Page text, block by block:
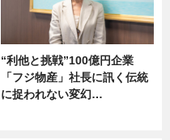
“利他と挑戦”100億円企業
「フジ物産」社長に訊く伝統
に捉われない変幻…